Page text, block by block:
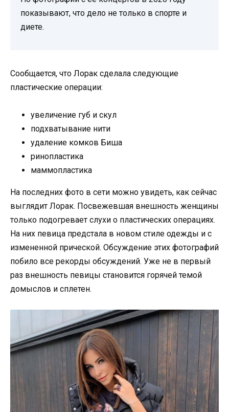
показывают, что дело не только в спорте и
диете.
Сообщается, что Лорак сделала следующие
пластические операции:
увеличение губ и скул
подхватывание нити
удаление комков Биша
ринопластика
маммопластика
На последних фото в сети можно увидеть, как сейчас
выглядит Лорак. Посвежевшая внешность женщины
только подогревает слухи о пластических операциях.
На них певица предстала в новом стиле одежды и с
измененной прической. Обсуждение этих фотографий
побило все рекорды обсуждений. Уже не в первый
раз внешность певицы становится горячей темой
домыслов и сплетен.